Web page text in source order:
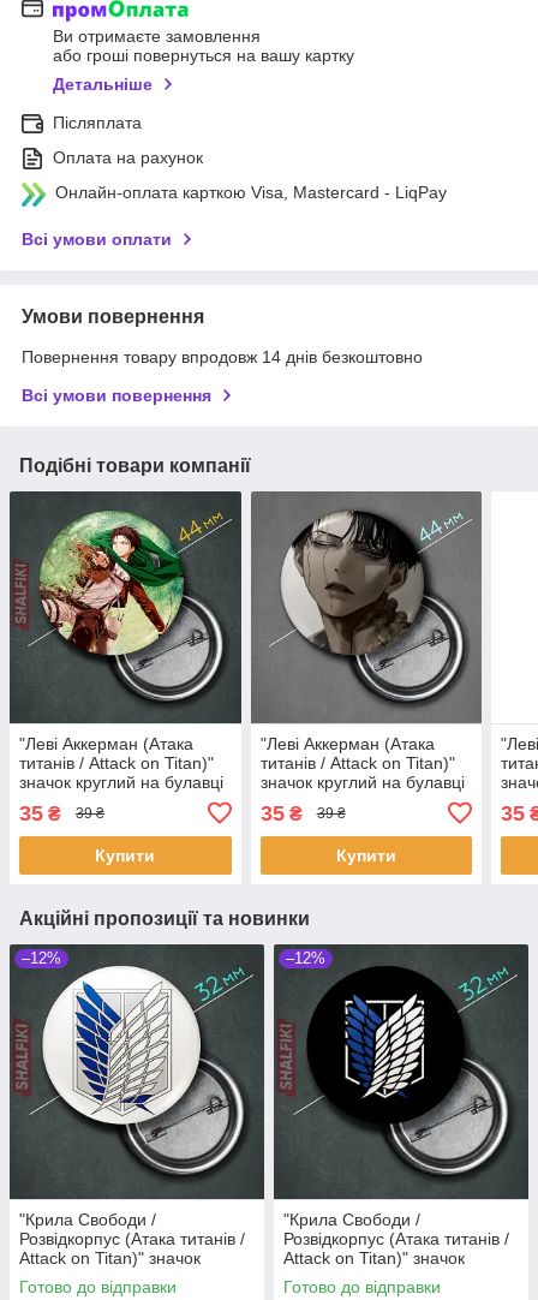
Ви отримаєте замовлення
або гроші повернуться на вашу картку
Детальніше
Післяплата
Оплата на рахунок
Онлайн-оплата карткою Visa, Mastercard - LiqPay
Всі умови оплати
Умови повернення
Повернення товару впродовж 14 днів безкоштовно
Всі умови повернення
Подібні товари компанії
"Леві Аккерман (Атака
титанів / Attack on Titan)"
значок круглий на булавці
35 ₴ 39 ₴
Купити
"Леві Аккерман (Атака
титанів / Attack on Titan)"
значок круглий на булавці
35₴ 39 ₴
Купити
35
Акційні пропозиції та новинки
–12%
"Крила Свободи /
Розвідкорпус (Атака титанів /
Attack on Titan)" значок
круглий на булавці Ø32 мм
Готово до відправки
–12%
"Крила Свободи /
Розвідкорпус (Атака титанів /
Attack on Titan)" значок
круглий на булавці Ø32 мм
Готово до відправки